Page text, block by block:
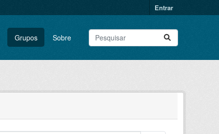
Entrar
Grupos Sobre